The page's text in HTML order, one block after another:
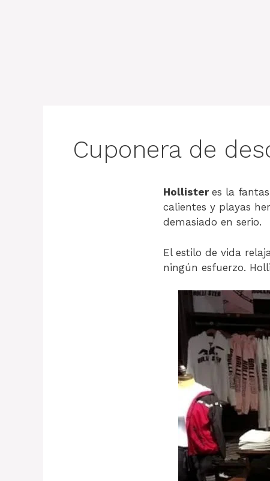
Cuponera de
Hollister es la
calientes y playas
demasiado en serio.
El estilo de vida
ningún esfuerzo.